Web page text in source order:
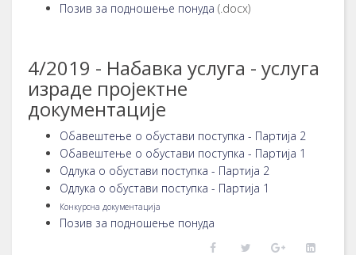
Позив за подношење понуда (.docx)
4/2019 - Набавка услуга - услуга
израде пројектне
документације
Обавештење о обустави поступка - Партија 2
Обавештење о обустави поступка - Партија 1
Одлука о обустави поступка - Партија 2
Одлука о обустави поступка - Партија 1
Конкурсна документација
Позив за подношење понуда